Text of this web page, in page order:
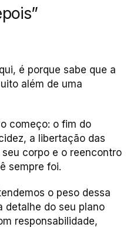
é porque sabe que a
além de uma
começo: o fim do
a libertação das
corpo e o reencontro
sempre foi.
o peso dessa
detalhe do seu plano
responsabilidade,